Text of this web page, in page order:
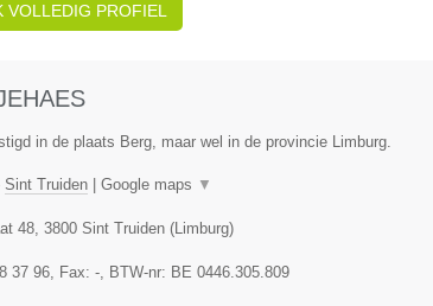
VOLLEDIG PROFIEL
in de plaats Berg, maar wel in de provincie Limburg.
Sint Truiden| Google maps ▼
48, 3800 Sint Truiden(Limburg)
37 96, Fax: -, BTW-nr: BE 0446.305.809